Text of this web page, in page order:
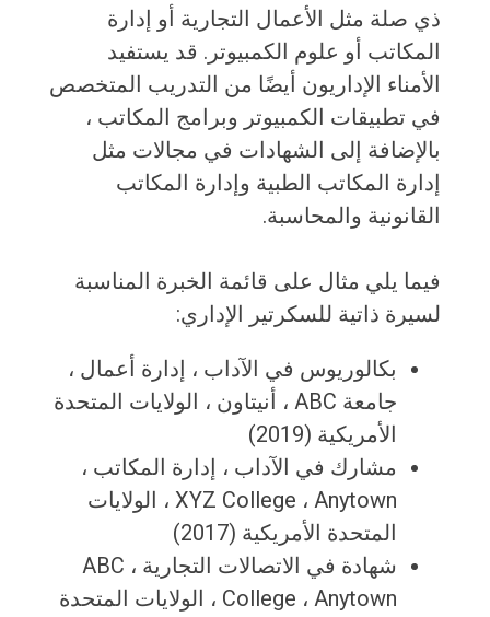
ذي صلة مثل الأعمال التجارية أو إدارة
المكاتب أو علوم الكمبيوتر. قد يستفيد
الأمناء الإداريون أيضًا من التدريب المتخصص
في تطبيقات الكمبيوتر وبرامج المكاتب ،
بالإضافة إلى الشهادات في مجالات مثل
إدارة المكاتب الطبية وإدارة المكاتب
القانونية والمحاسبة.
فيما يلي مثال على قائمة الخبرة المناسبة
لسيرة ذاتية للسكرتير الإداري:
بكالوريوس في الآداب ، إدارة أعمال ،
جامعة ABC ، ​​أنيتاون ، الولايات المتحدة
الأمريكية (2019)
مشارك في الآداب ، إدارة المكاتب ،
XYZ College ، Anytown ، الولايات
المتحدة الأمريكية (2017)
شهادة في الاتصالات التجارية ، ABC
College ، Anytown ، الولايات المتحدة